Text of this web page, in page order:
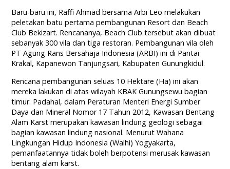
Baru-baru ini, Raffi Ahmad bersama Arbi Leo melakukan
peletakan batu pertama pembangunan Resort dan Beach
Club Bekizart. Rencananya, Beach Club tersebut akan dibuat
sebanyak 300 vila dan tiga restoran. Pembangunan vila oleh
PT Agung Rans Bersahaja Indonesia (ARBI) ini di Pantai
Krakal, Kapanewon Tanjungsari, Kabupaten Gunungkidul.
Rencana pembangunan seluas 10 Hektare (Ha) ini akan
mereka lakukan di atas wilayah KBAK Gunungsewu bagian
timur. Padahal, dalam Peraturan Menteri Energi Sumber
Daya dan Mineral Nomor 17 Tahun 2012, Kawasan Bentang
Alam Karst merupakan kawasan lindung geologi sebagai
bagian kawasan lindung nasional. Menurut Wahana
Lingkungan Hidup Indonesia (Walhi) Yogyakarta,
pemanfaatannya tidak boleh berpotensi merusak kawasan
bentang alam karst.